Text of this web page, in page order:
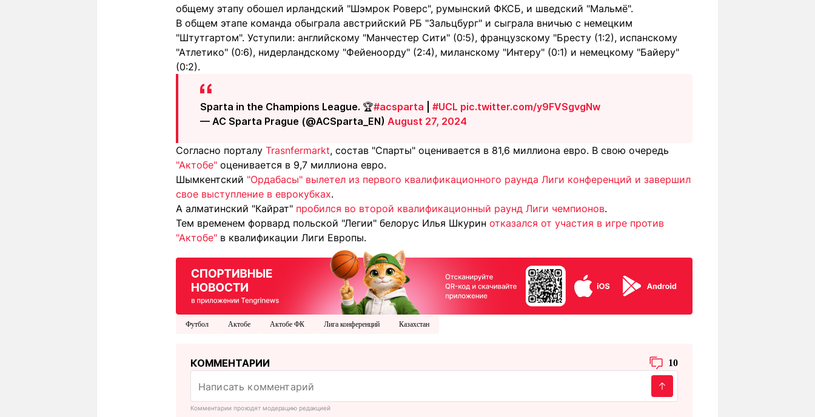
общему этапу обошел ирландский "Шэмрок Роверс", румынский ФКСБ, и шведский "Мальмё".
В общем этапе команда обыграла австрийский РБ "Зальцбург" и сыграла вничью с немецким
"Штутгартом". Уступили: английскому "Манчестер Сити" (0:5), французскому "Бресту (1:2), испанскому
"Атлетико" (0:6), нидерландскому "Фейеноорду" (2:4), миланскому "Интеру" (0:1) и немецкому "Байеру"
(0:2).
Sparta in the Champions League. 🏆#acsparta #UCL pic.twitter.com/y9FVSgvgNw
— AC Sparta Prague (@ACSparta_EN) August 27, 2024
Согласно порталу Trasnfermarkt, состав "Спарты" оценивается в 81,6 миллиона евро. В свою очередь
"Актобе" оценивается в 9,7 миллиона евро.
Шымкентский "Ордабасы" вылетел из первого квалификационного раунда Лиги конференций и завершил
свое выступление в еврокубках.
А алматинский "Кайрат" пробился во второй квалификационный раунд Лиги чемпионов.
Тем временем форвард польской "Легии" белорус Илья Шкурин отказался от участия в игре против
"Актобе" в квалификации Лиги Европы.
Футбол Актобе Актобе ФК Лига конференций Казахстан
КОММЕНТАРИИ 10
Комментарии проходят модерацию редакцией